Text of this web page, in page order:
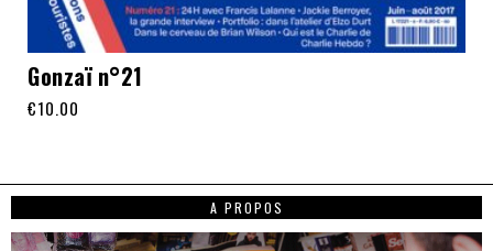
Gonzaï n°21
€10.00
A PROPOS